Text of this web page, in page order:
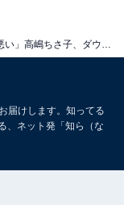
届けします。知ってる
、ネット発「知ら（な